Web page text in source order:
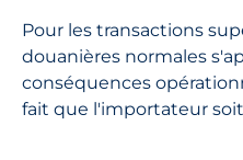
Pour les transactions
douanières normales
conséquences
fait que l'importateur